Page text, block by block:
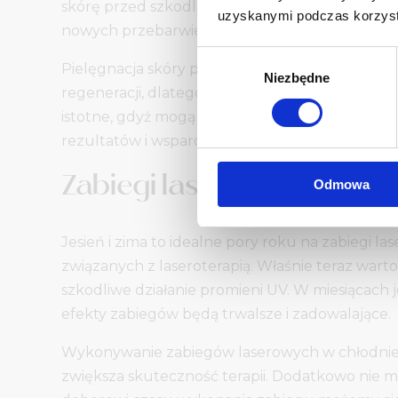
uzyskanymi podczas
zgody
Niezbędne
Odmowa
skórę przed szkodliwym działaniem promieni
nowych przebarwień.
Pielęgnacja skóry po zabiegach laserowych w
regeneracji, dlatego warto stosować kremy
istotne, gdyż mogą one podrażniać skórę.
rezultatów i wsparcia naturalnego procesu
Zabiegi laserowe, które
Jesień i zima to idealne pory roku na zabiegi
związanych z laseroterapią. Właśnie teraz
szkodliwe działanie promieni UV. W
efekty zabiegów będą trwalsze i zadowalające.
Wykonywanie zabiegów laserowych w
zwiększa skuteczność terapii. Dodatkowo nie